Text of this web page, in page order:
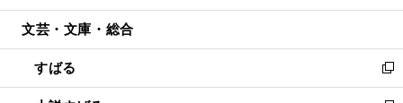
開
ウ
開
く
ン
ウ
で
開
ウ
ン
ド
ウ
文芸・文庫・総合
すばる
新
し